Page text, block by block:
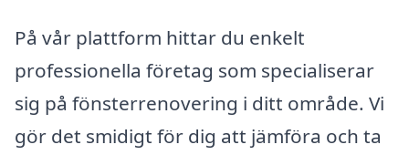
På vår plattform hittar du enkelt
professionella företag som specialiserar
sig på fönsterrenovering i ditt område. Vi
gör det smidigt för dig att jämföra och ta